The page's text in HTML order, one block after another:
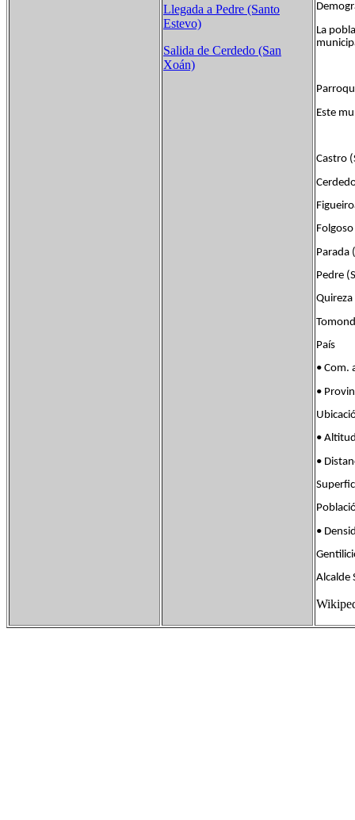
Llegada a Pedre (Santo
Estevo)
Salida de Cerdedo (San
Xoán)
La
Este
Castro
Parada
Pedre
Quireza
País
•
•
•
•
•
Alcalde